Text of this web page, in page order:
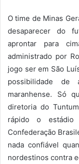
O time de Minas
desaparecer do
aprontar para
administrado por
jogo ser em São
possibilidade de
maranhense. Só
diretoria do
rápido o estádio
Confederação
nada confiável
nordestinos contra